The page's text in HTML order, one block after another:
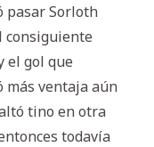
pasar Sorloth
consiguiente
el gol que
más ventaja aún
tino en otra
todavía